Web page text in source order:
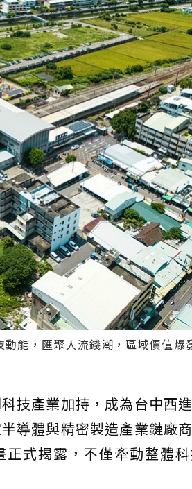
能，匯聚人流錢潮，區域價值爆
技產業加持，成為台中西
導體與精密製造產業鏈廠
式揭露，不僅牽動整體